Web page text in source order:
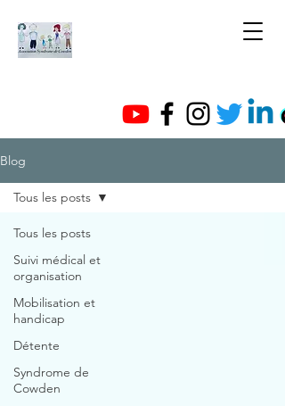
Blog
Tous les posts
Suivi médical et
organisation
Mobilisation et
handicap
Détente
Syndrome de
Cowden
Tous les posts